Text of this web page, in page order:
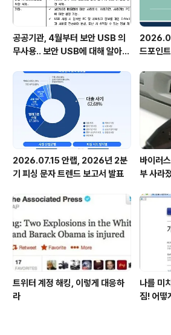
공공기관, 4월부터 보안 USB 의
무사용.. 보안 USB에 대해 알아봅
드포인
2026.07.15 안랩, 2026년 2분
기 피싱 문자 트렌드 보고서 발표
바이러
부 사라
트위터 계정 해킹, 이렇게 대응하
라
나를 미
짐! 어떻